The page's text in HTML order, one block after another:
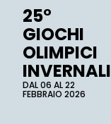
25°
GIOCHI
OLIMPICI
INVERNALI
DAL 06 AL 22
FEBBRAIO 2026